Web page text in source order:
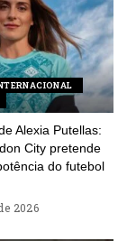
Alexia Putellas:
City pretende
do futebol
2026